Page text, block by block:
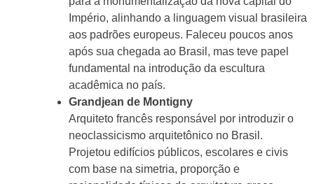
Império, alinhando a linguagem visual brasileira
aos padrões europeus. Faleceu poucos anos
após sua chegada ao Brasil, mas teve papel
fundamental na introdução da escultura
acadêmica no país.
Grandjean de Montigny
Arquiteto francês responsável por introduzir o
neoclassicismo arquitetônico no Brasil.
Projetou edifícios públicos, escolares e civis
com base na simetria, proporção e